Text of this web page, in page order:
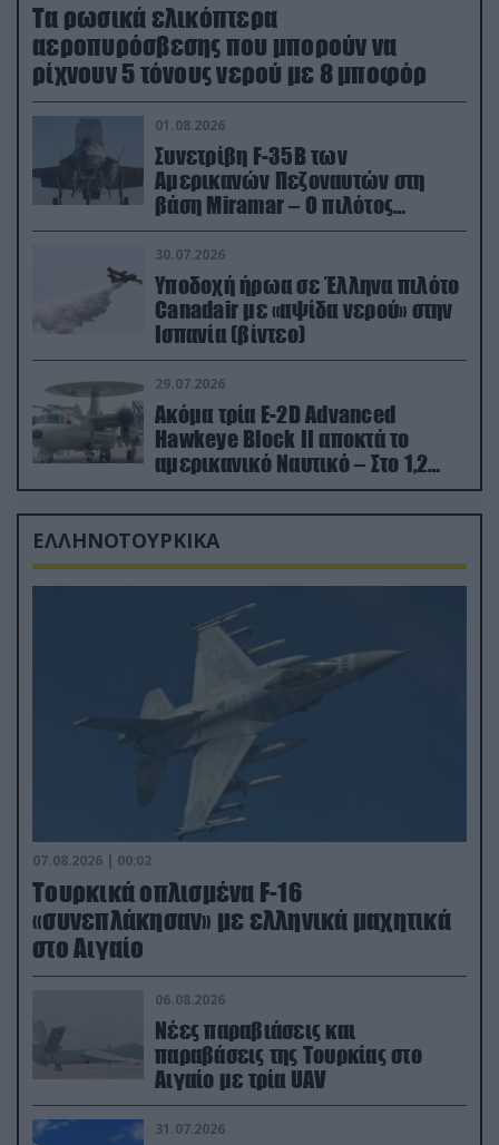
Τα ρωσικά ελικόπτερα
αεροπυρόσβεσης που μπορούν να
ρίχνουν 5 τόνους νερού με 8 μποφόρ
01.08.2026
Συνετρίβη F-35B των
Αμερικανών Πεζοναυτών στη
βάση Miramar – Ο πιλότος
εκτινάχθηκε εγκαίρως
30.07.2026
Υποδοχή ήρωα σε Έλληνα πιλότο
Canadair με «αψίδα νερού» στην
Ισπανία (βίντεο)
29.07.2026
Ακόμα τρία E-2D Advanced
Hawkeye Block II αποκτά το
αμερικανικό Ναυτικό – Στο 1,2
δισ.δολάρια το κόστος
ΕΛΛΗΝΟΤΟΥΡΚΙΚΑ
07.08.2026 | 00:02
Τουρκικά οπλισμένα F-16
«συνεπλάκησαν» με ελληνικά μαχητικά
στο Αιγαίο
06.08.2026
Νέες παραβιάσεις και
παραβάσεις της Τουρκίας στο
Αιγαίο με τρία UAV
31.07.2026